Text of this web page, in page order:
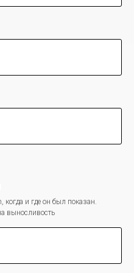
и где он был показан.
выносливость